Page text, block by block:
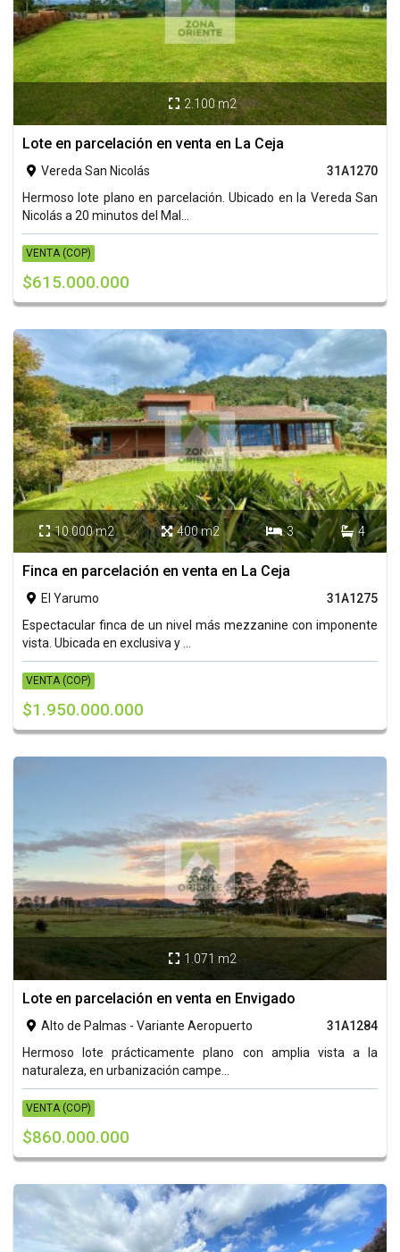
 2.100 m2
Lote en parcelación en venta en La Ceja
 Vereda San Nicolás
31A1270
Hermoso lote plano en parcelación. Ubicado en la Vereda San
Nicolás a 20 minutos del Mal...
VENTA (COP)
$615.000.000
 10.000 m2  400 m2  3  4
Finca en parcelación en venta en La Ceja
 El Yarumo
31A1275
Espectacular finca de un nivel más mezzanine con imponente
vista. Ubicada en exclusiva y ...
VENTA (COP)
$1.950.000.000
 1.071 m2
Lote en parcelación en venta en Envigado
 Alto de Palmas - Variante Aeropuerto
31A1284
Hermoso lote prácticamente plano con amplia vista a la
naturaleza, en urbanización campe...
VENTA (COP)
$860.000.000